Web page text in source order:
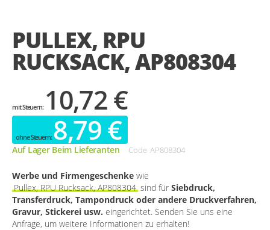
beginning
of
the
images
PULLEX, RPU
RUCKSACK, AP808304
10,72 €
8,79 €
Auf Lager Beim Lieferanten Code AP808304
Werbe und Firmengeschenke wie
Pullex, RPU Rucksack, AP808304 sind für Siebdruck,
Transferdruck, Tampondruck oder andere Druckverfahren,
Gravur, Stickerei usw. eingerichtet. Senden Sie uns eine
Anfrage, um weitere Informationen zu erhalten!